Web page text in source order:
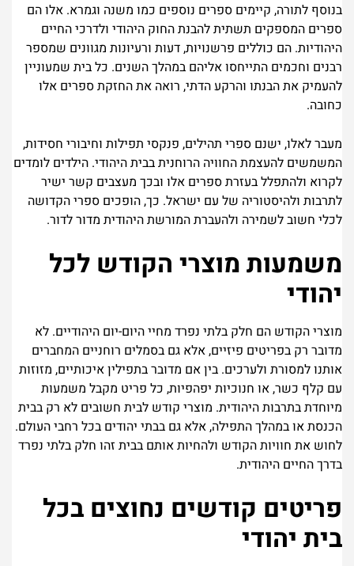
בנוסף לתורה, קיימים ספרים נוספים כמו משנה וגמרא. אלו הם
ספרים המספקים תשתית להבנת החוק היהודי ולדרכי החיים
היהודיות. הם כוללים פרשנויות, דעות ורעיונות מגוונים שמספר
רבנים וחכמים התייחסו אליהם במהלך השנים. כל בית שמעוניין
להעמיק את הבנתו והרקע הדתי, רואה את החזקת ספרים אלו
כחובה.
מעבר לאלו, ישנם ספרי תהילים, פנקסי תפילות וחיבורי חסידות,
המשמשים להעצמת החוויה הרוחנית בבית היהודי. הילדים לומדים
לקרוא ולהתפלל בעזרת ספרים אלו ובכך מעצבים קשר ישיר
לתרבות ולהיסטוריה של עם ישראל. כך, הופכים ספרי הקדושה
לכלי חשוב לשמירה ולהעברת המורשת היהודית מדור לדור.
משמעות מוצרי הקודש לכל
יהודי
מוצרי הקודש הם חלק בלתי נפרד מחיי היום-יום היהודיים. לא
מדובר רק בפריטים פיזיים, אלא גם בסמלים רוחניים המחברים
אותנו למסורת ולערכים. בין אם מדובר בתפילין איכותיים, מזוזות
עם קלף כשר, או חנוכיות יפהפיות, כל פריט מקבל משמעות
מיוחדת בתרבות היהודית. מוצרי קודש לבית חשובים לא רק בבית
הכנסת או במהלך התפילה, אלא גם בבתי יהודים בכל רחבי העולם.
לחוש את חוויות הקודש ולהחיות אותם בבית זהו חלק בלתי נפרד
בדרך החיים היהודית.
פריטים קודשים נחוצים בכל
בית יהודי